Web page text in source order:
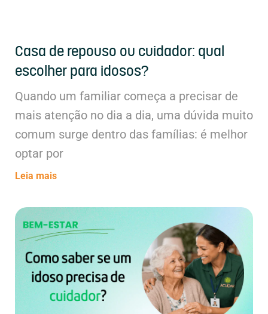
Casa de repouso ou cuidador: qual
escolher para idosos?
Quando um familiar começa a precisar de
mais atenção no dia a dia, uma dúvida muito
comum surge dentro das famílias: é melhor
optar por
Leia mais